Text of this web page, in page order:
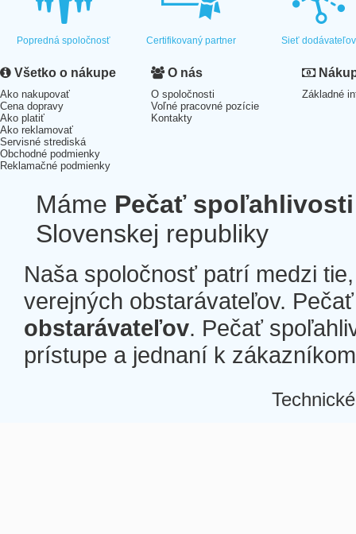
Popredná spoločnosť Certifikovaný partner Sieť dodávateľov
Všetko o nákupe
Ako nakupovať
Cena dopravy
Ako platiť
Ako reklamovať
Servisné strediská
Obchodné podmienky
Reklamačné podmienky
O nás
O spoločnosti
Voľné pracovné pozície
Kontakty
Základné
Máme Pečať spoľahlivosti
Slovenskej republiky
Naša spoločnosť patrí medzi
verejných obstarávateľov.
obstarávateľov. Pečať
prístupe a jednaní k